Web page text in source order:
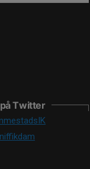
på Twitter